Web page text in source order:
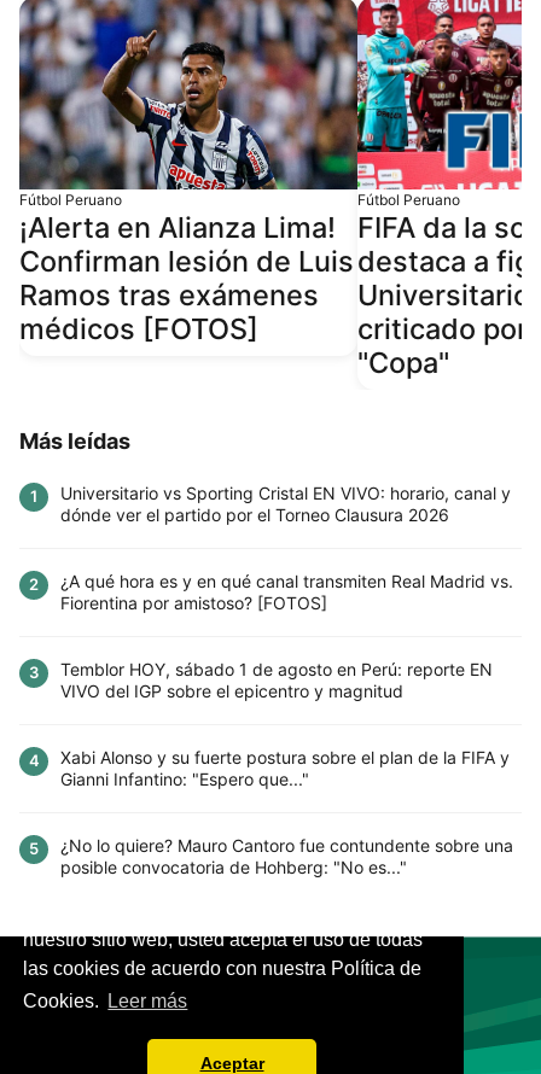
Este sitio utiliza cookies para mejorar la
nuestro sitio web, usted acepta el uso de todas
las cookies de acuerdo con nuestra Política de
Cookies.
Leer más
Aceptar
Fútbol Peruano
¡Alerta en Alianza Lima!
Confirman lesión de Luis
Ramos tras exámenes
médicos [FOTOS]
Fútbol Peruano
FIFA da la
destaca a
Universitario
criticado por
"Copa"
Más leídas
1
Universitario vs Sporting Cristal EN VIVO: horario, canal y
dónde ver el partido por el Torneo Clausura 2026
2
¿A qué hora es y en qué canal transmiten Real Madrid vs.
Fiorentina por amistoso? [FOTOS]
3
Temblor HOY, sábado 1 de agosto en Perú: reporte EN
VIVO del IGP sobre el epicentro y magnitud
4
Xabi Alonso y su fuerte postura sobre el plan de la FIFA y
Gianni Infantino: "Espero que..."
5
¿No lo quiere? Mauro Cantoro fue contundente sobre una
posible convocatoria de Hohberg: "No es..."